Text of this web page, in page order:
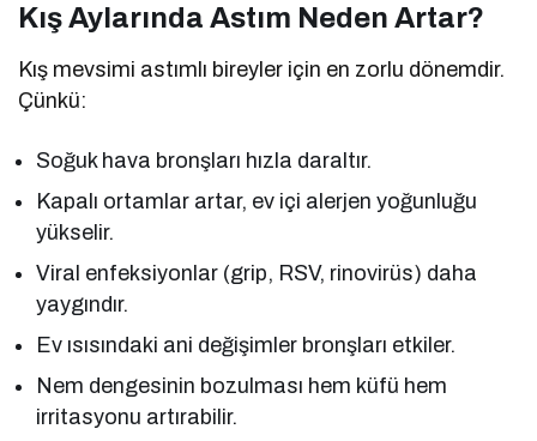
Kış Aylarında Astım Neden Artar?
Kış mevsimi astımlı bireyler için en zorlu dönemdir.
Çünkü:
Soğuk hava bronşları hızla daraltır.
Kapalı ortamlar artar, ev içi alerjen yoğunluğu
yükselir.
Viral enfeksiyonlar (grip, RSV, rinovirüs) daha
yaygındır.
Ev ısısındaki ani değişimler bronşları etkiler.
Nem dengesinin bozulması hem küfü hem
irritasyonu artırabilir.